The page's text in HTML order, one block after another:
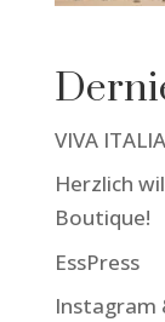
VIVA
Herzlich
Boutique!
EssPress
Instagram